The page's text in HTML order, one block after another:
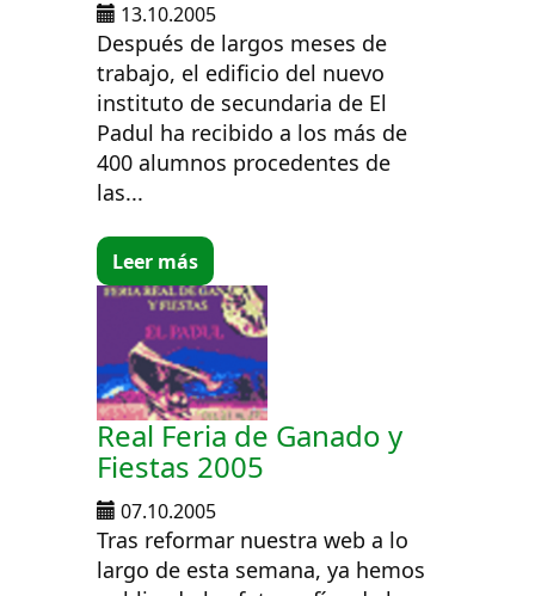
13.10.2005
Después de largos meses de
trabajo, el edificio del nuevo
instituto de secundaria de El
Padul ha recibido a los más de
400 alumnos procedentes de
las...
Leer más
Real Feria de Ganado y
Fiestas 2005
07.10.2005
Tras reformar nuestra web a lo
largo de esta semana, ya hemos